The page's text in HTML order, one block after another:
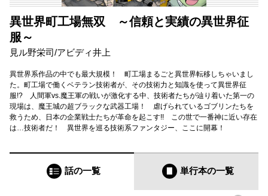
異世界町工場無双 ～信頼と実績の異世界征
服～
見ル野栄司/アビディ井上
異世界系作品の中でも最大規模！ 町工場まるごと異世界転移しちゃいまし
た。町工場で働くベテラン技術者が、その技術力と知識を使って異世界征
服!? 人間軍vs.魔王軍の戦いが激化する中、技術者たちが辿り着いた第一の
現場は、魔王城の超ブラックな武器工場！ 虐げられているゴブリンたちを
救うため、日本の企業戦士たちが革命を起こす!! この世で一番神に近い存在
は…技術者だ！ 異世界を巡る技術系ファンタジー、ここに開幕！
話の一覧 単行本の一覧